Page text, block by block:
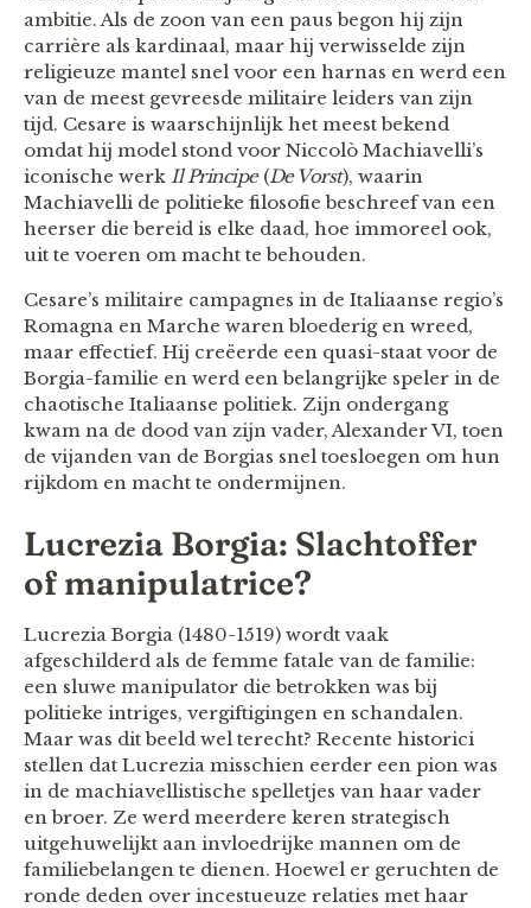
ambitie. Als de zoon van een paus begon hij zijn
carrière als kardinaal, maar hij verwisselde zijn
religieuze mantel snel voor een harnas en werd een
van de meest gevreesde militaire leiders van zijn
tijd. Cesare is waarschijnlijk het meest bekend
omdat hij model stond voor Niccolò Machiavelli’s
iconische werk Il Principe(De Vorst), waarin
Machiavelli de politieke filosofie beschreef van een
heerser die bereid is elke daad, hoe immoreel ook,
uit te voeren om macht te behouden.
Cesare’s militaire campagnes in de Italiaanse regio’s
Romagna en Marche waren bloederig en wreed,
maar effectief. Hij creëerde een quasi-staat voor de
Borgia-familie en werd een belangrijke speler in de
chaotische Italiaanse politiek. Zijn ondergang
kwam na de dood van zijn vader, Alexander VI, toen
de vijanden van de Borgias snel toesloegen om hun
rijkdom en macht te ondermijnen.
Lucrezia Borgia: Slachtoffer
of manipulatrice?
Lucrezia Borgia (1480-1519) wordt vaak
afgeschilderd als de femme fatale van de familie:
een sluwe manipulator die betrokken was bij
politieke intriges, vergiftigingen en schandalen.
Maar was dit beeld wel terecht? Recente historici
stellen dat Lucrezia misschien eerder een pion was
in de machiavellistische spelletjes van haar vader
en broer. Ze werd meerdere keren strategisch
uitgehuwelijkt aan invloedrijke mannen om de
familiebelangen te dienen. Hoewel er geruchten de
ronde deden over incestueuze relaties met haar